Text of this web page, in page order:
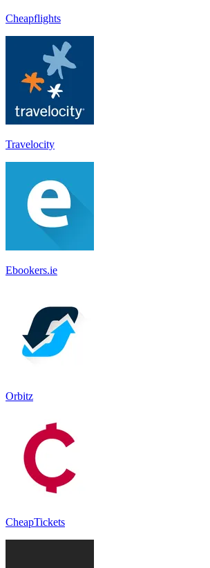
Cheapflights
Travelocity
Ebookers.ie
Orbitz
CheapTickets